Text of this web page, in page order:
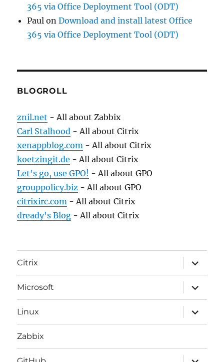
365 via Office Deployment Tool (ODT)
Paul onDownload and install latest Office
365 via Office Deployment Tool (ODT)
BLOGROLL
znil.net - All about Zabbix
Carl Stalhood - All about Citrix
xenappblog.com - All about Citrix
koetzingit.de - All about Citrix
Let's go, use GPO! - All about GPO
grouppolicy.biz - All about GPO
citrixirc.com - All about Citrix
dready's Blog - All about Citrix
Citrix
expand
child
menu
Microsoft
expand
child
menu
Linux
expand
child
menu
Zabbix
expand